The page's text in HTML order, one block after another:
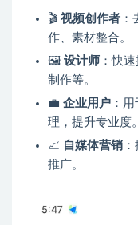
🎬 视频创作者
作、素材整合。
🖼 设计师 ：快
制作等。
💼 企业用户 ：
理，提升专业度。
📈 自媒体营销
推广。